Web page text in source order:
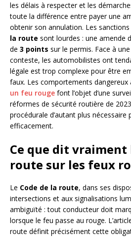
les délais à respecter et les
toute la différence entre payer une
obtenir son annulation. Les
la route sont lourdes : une amende
de 3 points sur le permis. Face à
conteste, les automobilistes ont
légale est trop complexe pour être
faux. Les comportements
un feu rouge font l’objet d’une
réformes de sécurité routière de
procédurale d’autant plus
efficacement.
Ce que dit vraiment
route sur les feux
Le Code de la route, dans ses
intersections et aux signalisations
ambiguïté : tout conducteur doit
lorsque le feu passe au rouge.
route définit précisément cette